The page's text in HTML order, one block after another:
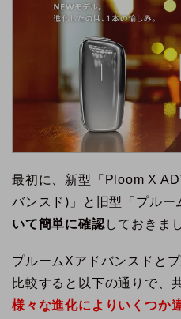
最初に、新型「Ploom X
バンスド)」と旧型「プルー
いて簡単に確認 しておきま
プルームXアドバンスドと
比較すると以下の通りで、
様々な進化によりいくつか